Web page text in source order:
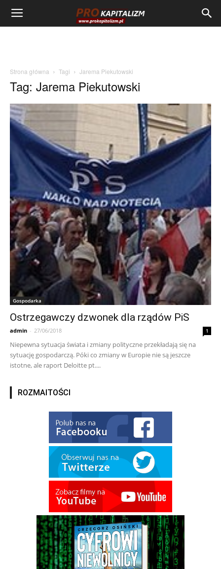
Strona główna Tagi Jarema Piekutowski
Tag: Jarema Piekutowski
Gospodarka
Ostrzegawczy dzwonek dla rządów PiS
admin - 27/06/2018 1
Niepewna sytuacja świata i zmiany polityczne przekładają się na
sytuację gospodarczą. Póki co zmiany w Europie nie są jeszcze
istotne, ale raport Deloitte pt....
ROZMAITOŚCI